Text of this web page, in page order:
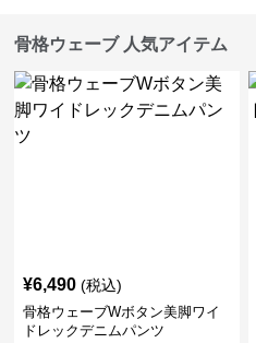
骨格ウェーブ 人気アイテム
¥6,490 (税込)
骨格ウェーブWボタン美脚ワイ
ドレックデニムパンツ